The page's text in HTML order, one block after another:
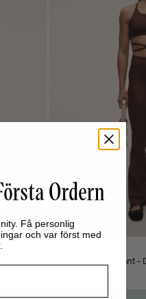
Flare High Waist Pant
Ordern
Få personlig
och var först med